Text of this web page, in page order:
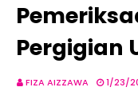
Pergigian
FIZA AIZZAWA 1/23/